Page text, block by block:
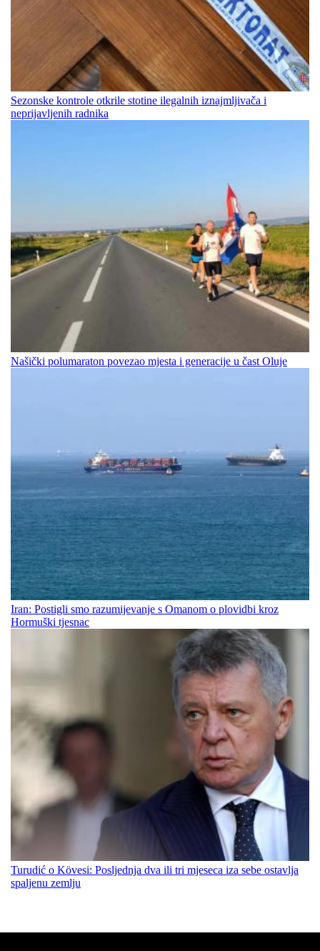
Sezonske kontrole otkrile stotine ilegalnih iznajmljivača i
neprijavljenih radnika
Našički polumaraton povezao mjesta i generacije u čast Oluje
Iran: Postigli smo razumijevanje s Omanom o plovidbi kroz
Hormuški tjesnac
Turudić o Kövesi: Posljednja dva ili tri mjeseca iza sebe ostavlja
spaljenu zemlju